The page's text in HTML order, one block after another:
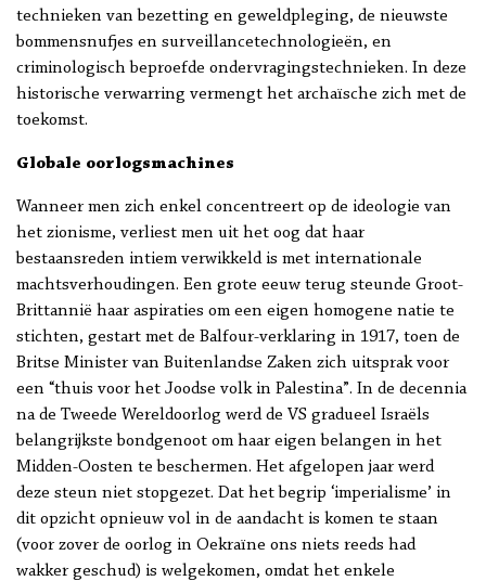
technieken van bezetting en geweldpleging, de nieuwste
bommensnufjes en surveillancetechnologieën, en
criminologisch beproefde ondervragingstechnieken. In deze
historische verwarring vermengt het archaïsche zich met de
toekomst.
Globale oorlogsmachines
Wanneer men zich enkel concentreert op de ideologie van
het zionisme, verliest men uit het oog dat haar
bestaansreden intiem verwikkeld is met internationale
machtsverhoudingen. Een grote eeuw terug steunde Groot-
Brittannië haar aspiraties om een eigen homogene natie te
stichten, gestart met de Balfour-verklaring in 1917, toen de
Britse Minister van Buitenlandse Zaken zich uitsprak voor
een “thuis voor het Joodse volk in Palestina”. In de decennia
na de Tweede Wereldoorlog werd de VS gradueel Israëls
belangrijkste bondgenoot om haar eigen belangen in het
Midden-Oosten te beschermen. Het afgelopen jaar werd
deze steun niet stopgezet. Dat het begrip ‘imperialisme’ in
dit opzicht opnieuw vol in de aandacht is komen te staan
(voor zover de oorlog in Oekraïne ons niets reeds had
wakker geschud) is welgekomen, omdat het enkele